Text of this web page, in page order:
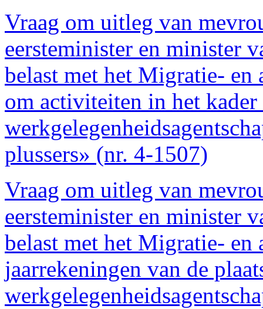
Vraag om uitleg van
eersteminister en minister
belast met het Migratie- en
om activiteiten in het
plussers» (nr. 4-1507)
Vraag om uitleg van
eersteminister en minister
belast met het Migratie- en
jaarrekeningen van de